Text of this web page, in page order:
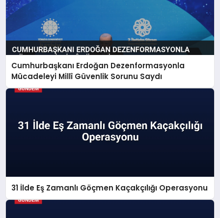
Cumhurbaşkanı Erdoğan Dezenformasyonla
Mücadeleyi Millî Güvenlik Sorunu Saydı
31 İlde Eş Zamanlı Göçmen Kaçakçılığı Operasyonu